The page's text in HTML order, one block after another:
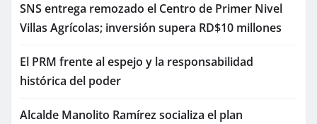
SNS entrega remozado el Centro de Primer Nivel
Villas Agrícolas; inversión supera RD$10 millones
El PRM frente al espejo y la responsabilidad
histórica del poder
Alcalde Manolito Ramírez socializa el plan